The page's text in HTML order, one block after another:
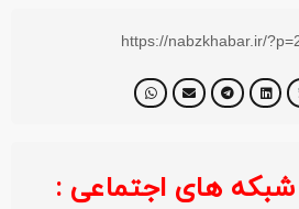
https://nabzkhabar.ir/
های اجتماعی :